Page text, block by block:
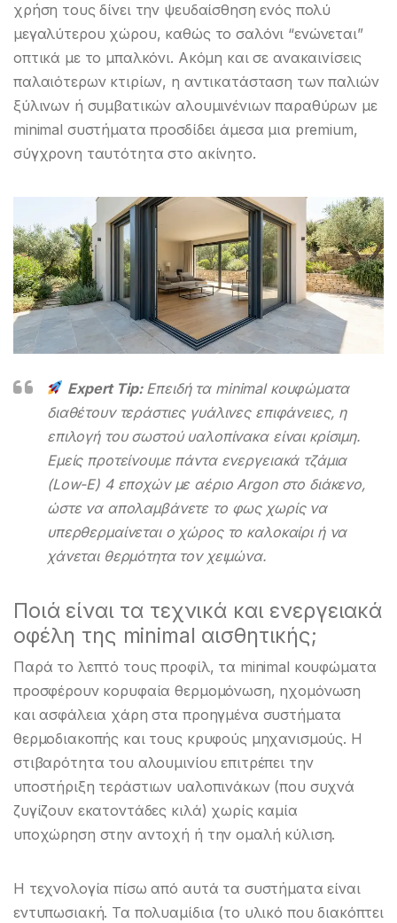
χρήση τους δίνει την ψευδαίσθηση ενός πολύ
μεγαλύτερου χώρου, καθώς το σαλόνι “ενώνεται”
οπτικά με το μπαλκόνι. Ακόμη και σε ανακαινίσεις
παλαιότερων κτιρίων, η αντικατάσταση των παλιών
ξύλινων ή συμβατικών αλουμινένιων παραθύρων με
minimal συστήματα προσδίδει άμεσα μια premium,
σύγχρονη ταυτότητα στο ακίνητο.
Expert Tip:Επειδή τα minimal κουφώματα
διαθέτουν τεράστιες γυάλινες επιφάνειες, η
επιλογή του σωστού υαλοπίνακα είναι κρίσιμη.
Εμείς προτείνουμε πάντα ενεργειακά τζάμια
(Low-E) 4 εποχών με αέριο Argon στο διάκενο,
ώστε να απολαμβάνετε το φως χωρίς να
υπερθερμαίνεται ο χώρος το καλοκαίρι ή να
χάνεται θερμότητα τον χειμώνα.
Ποιά είναι τα τεχνικά και ενεργειακά
οφέλη της minimal αισθητικής;
Παρά το λεπτό τους προφίλ, τα minimal κουφώματα
προσφέρουν κορυφαία θερμομόνωση, ηχομόνωση
και ασφάλεια χάρη στα προηγμένα συστήματα
θερμοδιακοπής και τους κρυφούς μηχανισμούς. Η
στιβαρότητα του αλουμινίου επιτρέπει την
υποστήριξη τεράστιων υαλοπινάκων (που συχνά
ζυγίζουν εκατοντάδες κιλά) χωρίς καμία
υποχώρηση στην αντοχή ή την ομαλή κύλιση.
Η τεχνολογία πίσω από αυτά τα συστήματα είναι
εντυπωσιακή. Τα πολυαμίδια (το υλικό που διακόπτει